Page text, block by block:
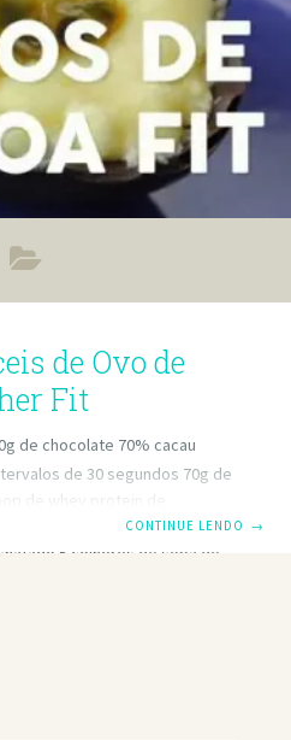
de Ovo de
Fit
de chocolate 70% cacau
de 30 segundos 70g de
de whey protein de
Ovo de Beijinho Fit 5 colheres
5 colheres de sopa de
CONTINUE LENDO →